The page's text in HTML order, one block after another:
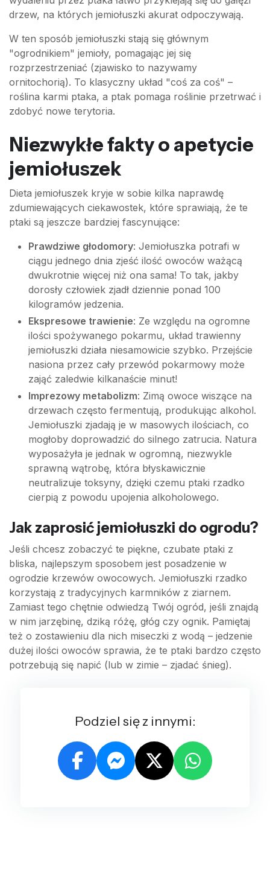
drzew, na których jemiołuszki akurat odpoczywają.
W ten sposób jemiołuszki stają się głównym
"ogrodnikiem" jemioły, pomagając jej się
rozprzestrzeniać (zjawisko to nazywamy
ornitochorią). To klasyczny układ "coś za coś" –
roślina karmi ptaka, a ptak pomaga roślinie przetrwać i
zdobyć nowe terytoria.
Niezwykłe fakty o apetycie
jemiołuszek
Dieta jemiołuszek kryje w sobie kilka naprawdę
zdumiewających ciekawostek, które sprawiają, że te
ptaki są jeszcze bardziej fascynujące:
Prawdziwe głodomory: Jemiołuszka potrafi w
ciągu jednego dnia zjeść ilość owoców ważącą
dwukrotnie więcej niż ona sama! To tak, jakby
dorosły człowiek zjadł dziennie ponad 100
kilogramów jedzenia.
Ekspresowe trawienie: Ze względu na ogromne
ilości spożywanego pokarmu, układ trawienny
jemiołuszki działa niesamowicie szybko. Przejście
nasiona przez cały przewód pokarmowy może
zająć zaledwie kilkanaście minut!
Imprezowy metabolizm: Zimą owoce wiszące na
drzewach często fermentują, produkując alkohol.
Jemiołuszki zjadają je w masowych ilościach, co
mogłoby doprowadzić do silnego zatrucia. Natura
wyposażyła je jednak w ogromną, niezwykle
sprawną wątrobę, która błyskawicznie
neutralizuje toksyny, dzięki czemu ptaki rzadko
cierpią z powodu upojenia alkoholowego.
Jak zaprosić jemiołuszki do ogrodu?
Jeśli chcesz zobaczyć te piękne, czubate ptaki z
bliska, najlepszym sposobem jest posadzenie w
ogrodzie krzewów owocowych. Jemiołuszki rzadko
korzystają z tradycyjnych karmników z ziarnem.
Zamiast tego chętnie odwiedzą Twój ogród, jeśli znajdą
w nim jarzębinę, dziką różę, głóg czy ognik. Pamiętaj
też o zostawieniu dla nich miseczki z wodą – jedzenie
dużej ilości owoców sprawia, że te ptaki bardzo często
potrzebują się napić (lub w zimie – zjadać śnieg).
Podziel się z innymi: